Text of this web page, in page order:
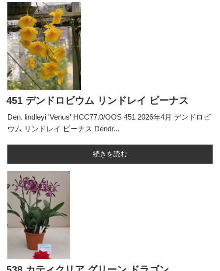
451 デンドロビウム リンドレイ ビーナス
Den. lindleyi 'Venus' HCC77.0/OOS 451 2026年4月 デンドロビ
ウム リンドレイ ビーナス Dendr...
続きを読む